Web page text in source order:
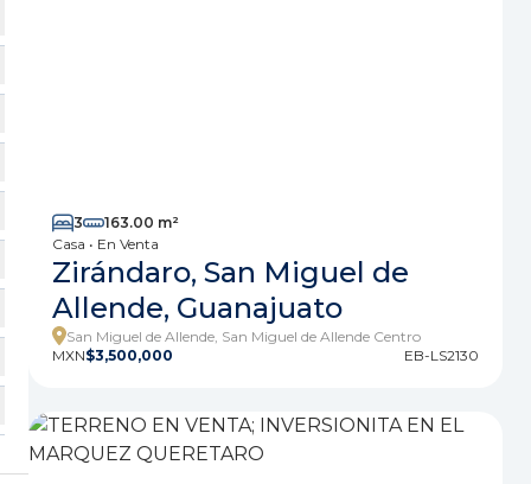
3
163.00 m²
Casa • En Venta
Zirándaro, San Miguel de
Allende, Guanajuato
San Miguel de Allende, San Miguel de Allende Centro
MXN$3,500,000 EB-LS2130